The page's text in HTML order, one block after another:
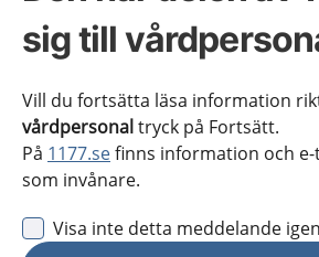
sig till
Vill du fortsätta läsa information
vårdpersonaltryck på Fortsätt.
På 1177.sefinns information och
som invånare.
Visa inte detta meddelande
Västmanland
Örebro län
Östergötland
Obs! Detta val innebär att du inte